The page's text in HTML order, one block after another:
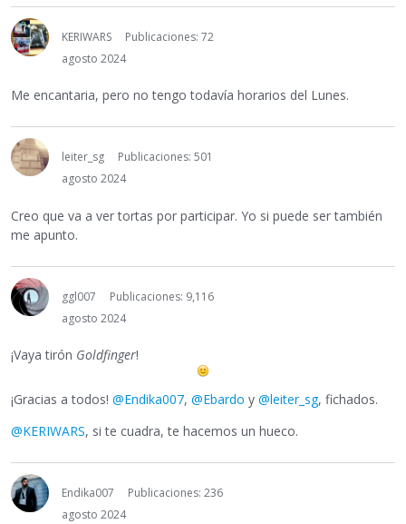
KERIWARS
Publicaciones: 72
agosto 2024
Me encantaria, pero no tengo todavía horarios del Lunes.
leiter_sg
Publicaciones: 501
agosto 2024
Creo que va a ver tortas por participar. Yo si puede ser también
me apunto.
ggl007
Publicaciones: 9,116
agosto 2024
¡Vaya tirón Goldfinger!
¡Gracias a todos! @Endika007, @Ebardo y @leiter_sg, fichados.
@KERIWARS, si te cuadra, te hacemos un hueco.
Endika007
Publicaciones: 236
agosto 2024